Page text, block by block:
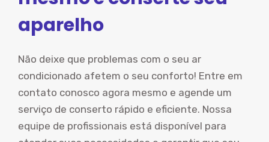
aparelho
Não deixe que problemas com o seu ar
condicionado afetem o seu conforto! Entre em
contato conosco agora mesmo e agende um
serviço de conserto rápido e eficiente. Nossa
equipe de profissionais está disponível para